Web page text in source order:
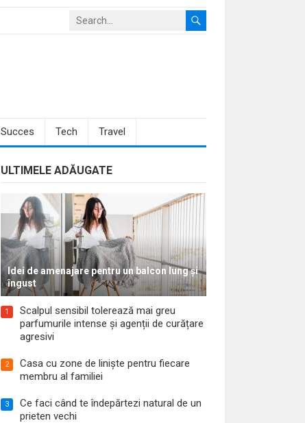
Succes Tech Travel
ULTIMELE ADĂUGATE
Idei de amenajare pentru un balcon lung și
îngust
1
Scalpul sensibil tolerează mai greu
parfumurile intense și agenții de curățare
agresivi
2
Casa cu zone de liniște pentru fiecare
membru al familiei
3
Ce faci când te îndepărtezi natural de un
prieten vechi